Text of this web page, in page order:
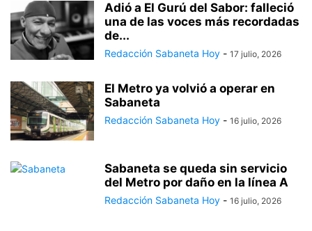
Adió a El Gurú del Sabor: falleció
una de las voces más recordadas
de...
Redacción Sabaneta Hoy - 17 julio, 2026
El Metro ya volvió a operar en
Sabaneta
Redacción Sabaneta Hoy - 16 julio, 2026
Sabaneta se queda sin servicio
del Metro por daño en la línea A
Redacción Sabaneta Hoy - 16 julio, 2026